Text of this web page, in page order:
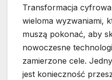
Transformacja
wieloma wyzwaniami,
muszą pokonać, aby
nowoczesne
zamierzone cele.
jest konieczność